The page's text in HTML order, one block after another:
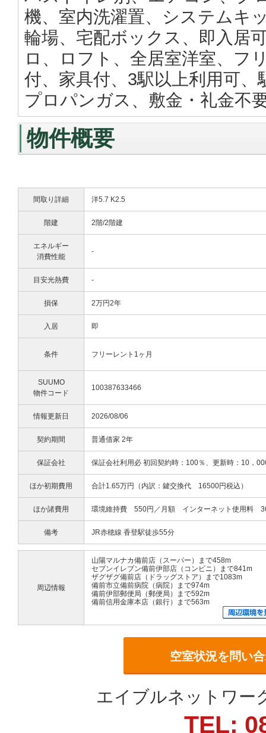
機、室内洗濯置、システムキ
輪場、宅配ボックス、即入居
ロ、ロフト、全居室洋室、フ
付、家具付、3駅以上利用可
プロパンガス、敷金・礼金不
物件概要
間取り詳細 洋5.7 K2.5
階建 2階/2階建
エネルギー
消費性能
-
目安光熱費 -
損保 2万円2年
入居 即
条件 フリーレント1ヶ月
SUUMO
物件コード
100387633466
情報更新日 2026/08/06
契約期間 普通借家 2年
保証会社 保証会社利用必 初回契約時：100％、更新時：10，
ほか初期費用 合計1.65万円（内訳：鍵交換代 16500円税込）
ほか諸費用 環境維持費 550円／月額 インターネット使用料
備考 JR赤穂線 香登駅徒歩55分
周辺情報
山陽マルナカ備前店（スーパー）まで458m
セブンイレブン備前伊部店（コンビニ）まで841m
ザグザグ備前店（ドラッグストア）まで1083m
備前市立備前病院（病院）まで974m
備前伊部郵便局（郵便局）まで592m
備前信用金庫本店（銀行）まで563m
空室状況を問い
エイブルネットワー
TEL: